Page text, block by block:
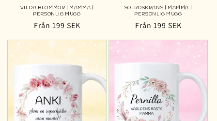
VILDA BLOMMOR | MAMMA |
PERSONLIG MUGG
Ordinarie
Från 199 SEK
SOLROSKRANS | MAMMA |
PERSONLIG MUGG
Ordinarie
Från 199 SEK